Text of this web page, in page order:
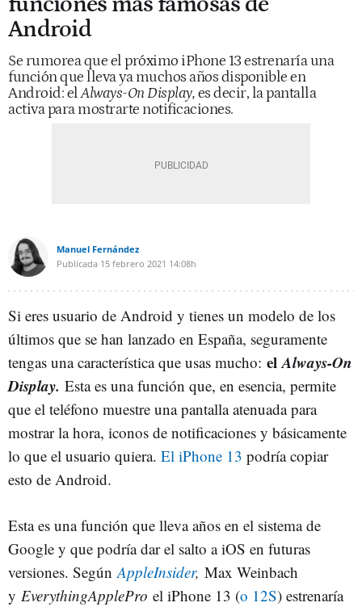
Android
Se rumorea que el próximo iPhone 13 estrenaría una
función que lleva ya muchos años disponible en
Android: elAlways-On Display,es decir, la pantalla
activa para mostrarte notificaciones.
Manuel Fernández
Publicada 15 febrero 2021 14:08h
Si eres usuario de Android y tienes un modelo de los
últimos que se han lanzado en España, seguramente
tengas una característica que usas mucho: elAlways-On
Display. Esta es una función que, en esencia, permite
que el teléfono muestre una pantalla atenuada para
mostrar la hora, iconos de notificaciones y básicamente
lo que el usuario quiera. El iPhone 13 podría copiar
esto de Android.
Esta es una función que lleva años en el sistema de
Google y que podría dar el salto a iOS en futuras
versiones. SegúnAppleInsider, Max Weinbach
y EverythingApplePro el iPhone 13 (o 12S) estrenaría